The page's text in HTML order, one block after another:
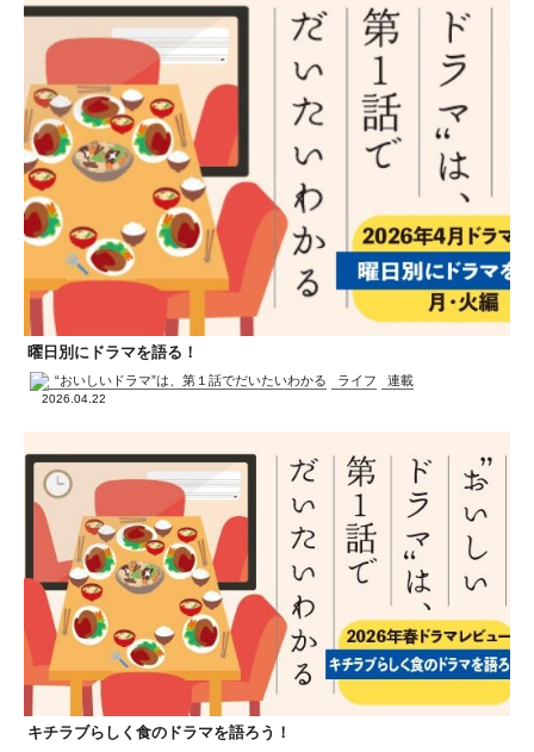
曜日別にドラマを語る！
“おいしいドラマ”は、第１話でだいたいわかる ライフ 連載
2026.04.22
キチラブらしく食のドラマを語ろう！